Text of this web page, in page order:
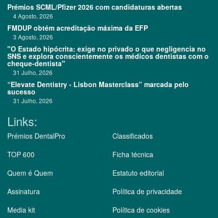
Prémios SCML/Pfizer 2026 com candidaturas abertas
4 Agosto, 2026
FMDUP obtém acreditação máxima da EFP
3 Agosto, 2026
"O Estado hipócrita: exige no privado o que negligencia no
SNS e explora conscientemente os médicos dentistas com o
cheque-dentista"
31 Julho, 2026
“Elevate Dentistry - Lisbon Masterclass” marcada pelo
sucesso
31 Julho, 2026
Links:
Prémios DentalPro
TOP 600
Quem é Quem
Assinatura
Media kit
Classificados
Ficha técnica
Estatuto editorial
Política de privacidade
Política de cookies